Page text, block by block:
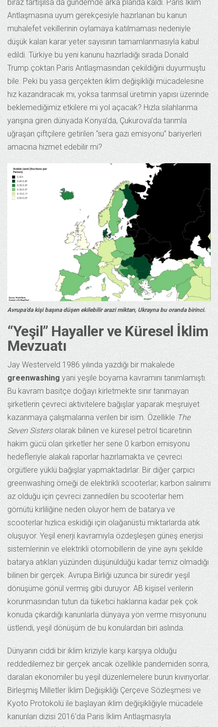
biraz tartışılsa da gündemde arka planda kaldı. Paris İklim
Antlaşmasına uyum gerekçesiyle hazırlanan bu kanun
muhalefet vekillerinin oylamaya katılmaması nedeniyle
düşük kalan karar yeter sayısının tamamlanmasıyla kabul
edildi. Türkiye bu yeni kanunu hazırladığı sırada Donald
Trump çoktan Paris Antlaşmasından çekildiğini duyurmuştu
bile. Peki bu yasa gerçekten iklim değişikliği mücadelesine
hız kazandıracak mı, yoksa tarımsal üretimin yapısı üzerinde
beklemediğimiz etkilere mi yol açacak? Hızla silahlanma
yarışına giren dünyada Konya’da, Çukurova’da tarımla
uğraşan çiftçilere getirilen “sera gazı emisyonu” bariyerleri
amacına hizmet edebilir mi?
Avrupa’da kişi başına düşen ekilebilir arazi miktarı, Ukrayna bu oranda birinci.
“Yeşil” Hayaller ve Küresel İklim
Mevzuatı
Jay Westerveld 1986 yılında yazdığı bir makalede
greenwashing yani yeşile boyama kavramını tanımlamıştı.
Bu kavram basitçe doğayı kirletmekte sınır tanımayan
şirketlerin çevreci aktivitelere bağışlar yaparak meşruiyet
kazanmaya çalışmalarına verilen bir isim. Özellikle The
Seven Sistersolarak bilinen ve küresel petrol ticaretinin
hakim gücü olan şirketler her sene 0 karbon emisyonu
hedefleriyle alakalı raporlar hazırlamakta ve çevreci
örgütlere yüklü bağışlar yapmaktadırlar. Bir diğer çarpıcı
greenwashing örneği de elektirikli scooterlar; karbon salınımı
az olduğu için çevreci zannedilen bu scooterlar hem
görnütü kirliliğine neden oluyor hem de batarya ve
scooterlar hızlıca eskidiği için olağanüstü miktarlarda atık
oluşuyor. Yeşil enerji kavramıyla özdeşleşen güneş enerjisi
sistemlerinin ve elektrikli otomobillerin de yine aynı şekilde
batarya atıkları yüzünden düşünüldüğü kadar temiz olmadığı
bilinen bir gerçek. Avrupa Birliği uzunca bir süredir yeşil
dönüşüme gönül vermiş gibi duruyor. AB kişisel verilerin
korunmasından tutun da tüketici haklarına kadar pek çok
konuda çıkardığı kanunlarla dünyaya yön verme misyonunu
üstlendi, yeşil dönüşüm de bu konulardan biri aslında.
Dünyanın ciddi bir iklim kriziyle karşı karşıya olduğu
reddedilemez bir gerçek ancak özellikle pandemiden sonra,
daralan ekonomiler bu yeşil düzenlemelere burun kıvırıyorlar.
Birleşmiş Milletler İklim Değişikliği Çerçeve Sözleşmesi ve
Kyoto Protokolü ile başlayan iklim değişikliğiyle mücadele
kanunları dizisi 2016’da Paris İklim Antlaşmasıyla